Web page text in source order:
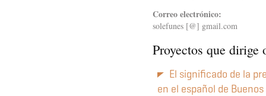
Correo electrónico:
solefunes [@] gmail.com
Proyectos que dirige
El significado de la
en el español de Buenos